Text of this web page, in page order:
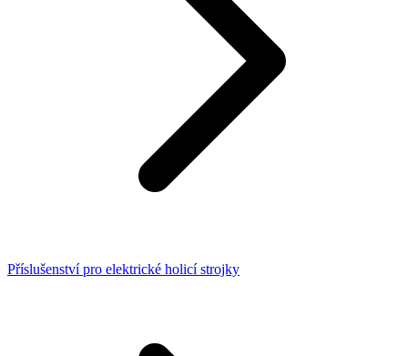
Příslušenství pro elektrické holicí strojky